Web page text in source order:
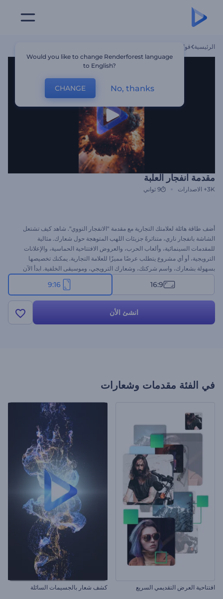
الرئيسية قوالب
مقدمة انفجار العلبة
3K+ الاصدارات 9 ثواني
أضف طاقة هائلة لعلامتك التجارية مع مقدمة "الانفجار النووي". شاهد كيف تشتعل
الشاشة بانفجار ناري، متناثرةً جزيئات اللهب المتوهجة حول شعارك. مثالية
للمقدمات السينمائية، وألعاب الحرب، والعروض الافتتاحية الحماسية، والإعلانات
الترويجية، أو أي مشروع يتطلب عرضًا مميزًا للعلامة التجارية. يمكنك تخصيصها
بسهولة بشعارك، واسم شركتك، وشعارك الترويجي، وموسيقى الخلفية. ابدأ الآن
16:9
9:16
انشئ الأن
في الفئة مقدمات وشعارات
افتتاحية العرض التقديمي السريع كشف شعار بالجسيمات السائلة
Would you like to change Renderforest language
to English?
CHANGE No, thanks